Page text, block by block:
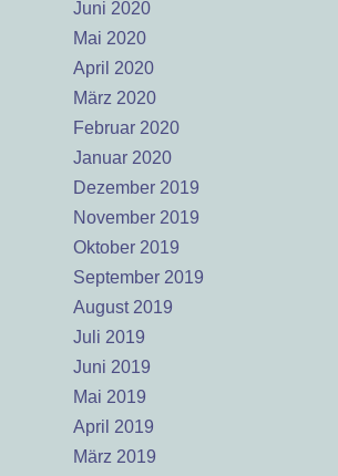
Juni 2020
Mai 2020
April 2020
März 2020
Februar 2020
Januar 2020
Dezember 2019
November 2019
Oktober 2019
September 2019
August 2019
Juli 2019
Juni 2019
Mai 2019
April 2019
März 2019